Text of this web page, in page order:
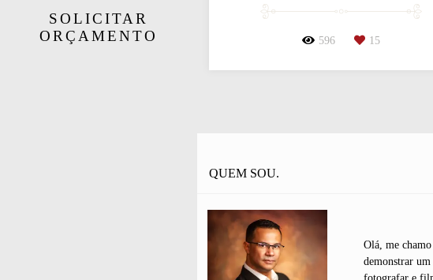
SOLICITAR
ORÇAMENTO
596 15
QUEM SOU.
Olá, me
demonstrar